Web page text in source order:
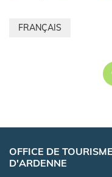
FRANÇAIS
OFFICE DE
D'ARDENNE